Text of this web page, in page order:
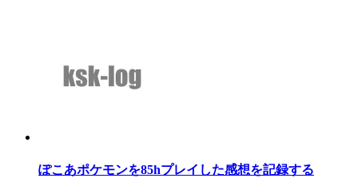
ぽこあポケモンを85hプレイした感想を記録する